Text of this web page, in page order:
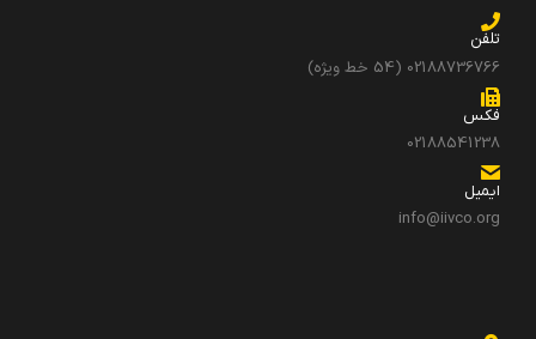
تلفن
02188736766 (54 خط ویژه)
فکس
02188541238
ایمیل
info@iivco.org